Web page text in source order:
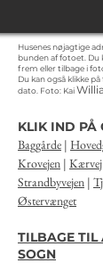
Husenes nøjagtige
bunden af fotoet. Du
frem eller tilbage i
Du kan også klikke
dato. Foto: Kai
KLIK IND PÅ
Baggårde |
Krovejen | Kærvej
Strandbyvejen |
Østervænget
TILBAGE TIL
SOGN